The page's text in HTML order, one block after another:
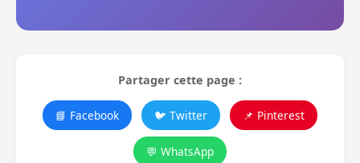
Partager cette page :
📘 Facebook 🐦 Twitter 📌 Pinterest
💬 WhatsApp